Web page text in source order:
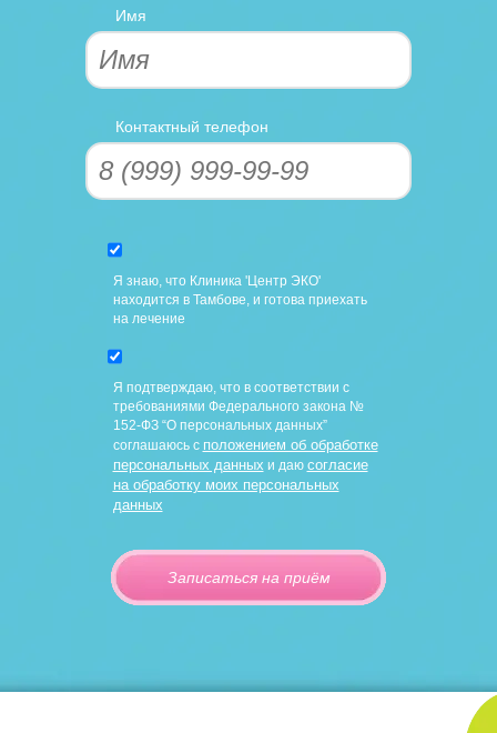
Имя
Контактный телефон
Я знаю, что Клиника 'Центр ЭКО'
находится в Тамбове, и готова приехать
на лечение
Я подтверждаю, что в соответствии с
требованиями Федерального закона №
152-ФЗ “О персональных данных”
соглашаюсь с положением об обработке
персональных данных и даю согласие
на обработку моих персональных
данных